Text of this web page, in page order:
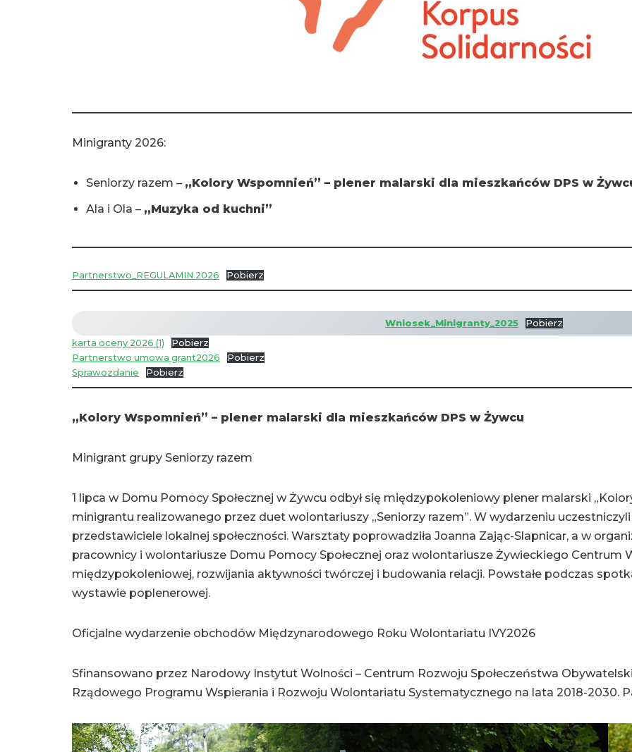
Minigranty 2026:
Seniorzy razem – „Kolory Wspomnień” – plener malarski dla mieszkańców DPS w
Ala i Ola – „Muzyka od kuchni”
Partnerstwo_REGULAMIN 2026 Pobierz
Wniosek_Minigranty_2025
Pobierz
karta oceny 2026 (1)
Pobierz
Partnerstwo umowa grant2026
Pobierz
Sprawozdanie
Pobierz
„Kolory Wspomnień” – plener malarski dla mieszkańców DPS w Żywcu
Minigrant grupy Seniorzy razem
1 lipca w Domu Pomocy Społecznej w Żywcu odbył się międzypokoleniowy plener malarski
minigrantu realizowanego przez duet wolontariuszy „Seniorzy razem”. W wydarzeniu
przedstawiciele lokalnej społeczności. Warsztaty poprowadziła Joanna Zając-Slapnicar, a w
pracownicy i wolontariusze Domu Pomocy Społecznej oraz wolontariusze Żywieckiego Centrum
międzypokoleniowej, rozwijania aktywności twórczej i budowania relacji. Powstałe podczas
wystawie poplenerowej.
Oficjalne wydarzenie obchodów Międzynarodowego Roku Wolontariatu IVY2026
Sfinansowano przez Narodowy Instytut Wolności – Centrum Rozwoju Społeczeństwa
Rządowego Programu Wspierania i Rozwoju Wolontariatu Systematycznego na lata 2018-2030.